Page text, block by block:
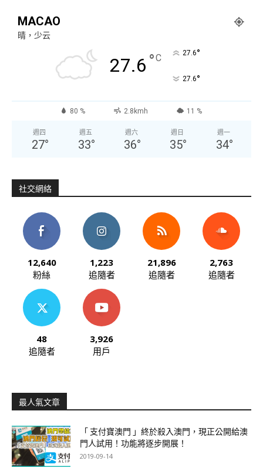
MACAO
晴，少云
27.6 °C 27.6°
27.6°
80 % 2.8kmh 11 %
週四
27°
週五
33°
週六
36°
週日
35°
週一
34°
社交網絡
12,640
粉絲
1,223
追隨者
21,896
追隨者
2,763
追隨者
48
追隨者
3,926
用戶
最人氣文章
「 支付寶澳門 」終於殺入澳門，現正公開給澳
門人試用！功能將逐步開展！
2019-09-14